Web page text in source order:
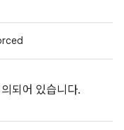
되어 있습니다.